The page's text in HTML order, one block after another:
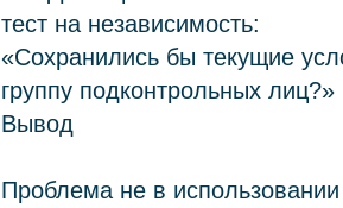
тест на независимость:
«Сохранились бы текущие
группу подконтрольных лиц?»
Вывод
Проблема не в